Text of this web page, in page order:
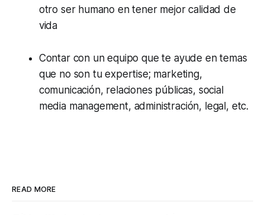
otro ser humano en tener mejor calidad de
vida
Contar con un equipo que te ayude en temas
que no son tu expertise; marketing,
comunicación, relaciones públicas, social
media management, administración, legal, etc.
READ MORE